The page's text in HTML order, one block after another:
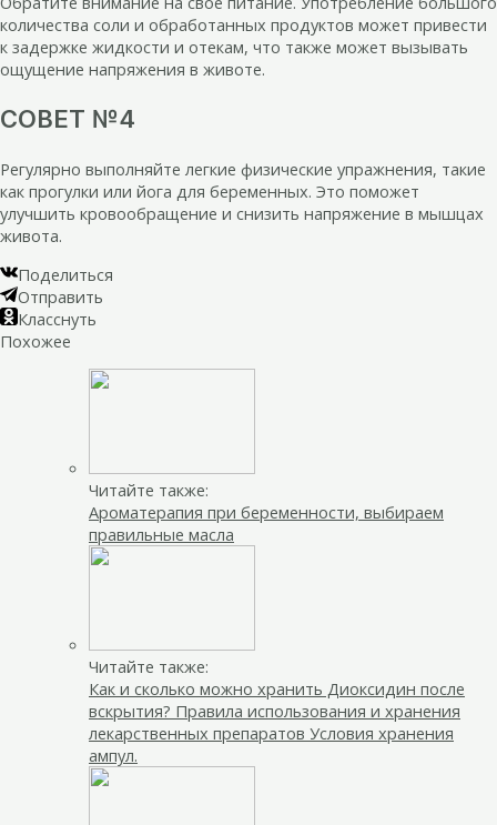
количества соли и обработанных продуктов может привести
к задержке жидкости и отекам, что также может вызывать
ощущение напряжения в животе.
СОВЕТ №4
Регулярно выполняйте легкие физические упражнения, такие
как прогулки или йога для беременных. Это поможет
улучшить кровообращение и снизить напряжение в мышцах
живота.
Поделиться
Отправить
Класснуть
Похожее
Читайте также:
Ароматерапия при беременности, выбираем
правильные масла
Читайте также:
Как и сколько можно хранить Диоксидин после
вскрытия? Правила использования и хранения
лекарственных препаратов Условия хранения
ампул.